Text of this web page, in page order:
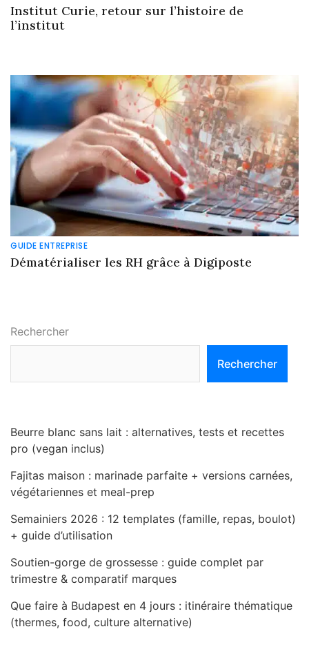
Institut Curie, retour sur l’histoire de
l’institut
GUIDE ENTREPRISE
Dématérialiser les RH grâce à Digiposte
Rechercher
Rechercher
Beurre blanc sans lait : alternatives, tests et recettes
pro (vegan inclus)
Fajitas maison : marinade parfaite + versions carnées,
végétariennes et meal-prep
Semainiers 2026 : 12 templates (famille, repas, boulot)
+ guide d’utilisation
Soutien-gorge de grossesse : guide complet par
trimestre & comparatif marques
Que faire à Budapest en 4 jours : itinéraire thématique
(thermes, food, culture alternative)